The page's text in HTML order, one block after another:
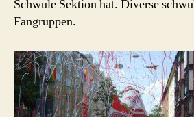
Schwule Sektion hat. Diverse
Fangruppen.